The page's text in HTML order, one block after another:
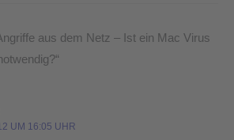
aus dem Netz – Ist ein Mac Virus
UM 16:05 UHR